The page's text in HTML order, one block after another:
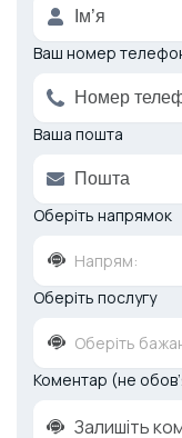
Ваш номер
Ваша пошта
Оберіть напрямок
Напрям:
Оберіть послугу
Оберіть
Коментар (не